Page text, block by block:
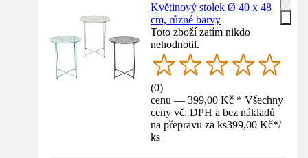
Květinový stolek Ø 40 x 48
cm, různé barvy
Toto zboží zatím nikdo
nehodnotil.
(0)
cenu — 399,00 Kč * Všechny
ceny vč. DPH a bez nákladů
na přepravu za ks399,00 Kč*/
ks